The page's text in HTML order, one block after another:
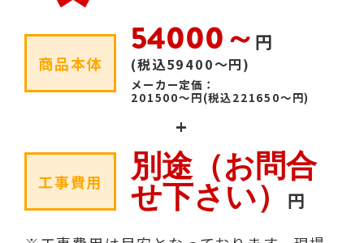
商品本体
54000～ 円
(税込59400～円)
メーカー定価：
201500～円(税込221650～円)
+
工事費用 別途（お問合
せ下さい） 円